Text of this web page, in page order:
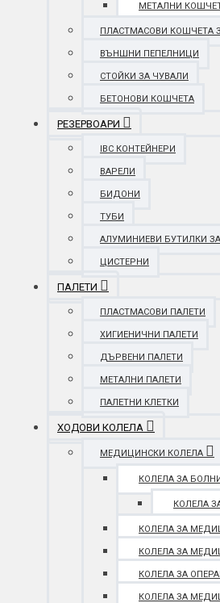
МЕТАЛНИ
ПЛАСТМАСОВИ КОШЧЕТА
ВЪНШНИ ПЕПЕЛНИЦИ
СТОЙКИ ЗА ЧУВАЛИ
БЕТОНОВИ КОШЧЕТА
РЕЗЕРВОАРИ
IBC КОНТЕЙНЕРИ
ВАРЕЛИ
БИДОНИ
ТУБИ
АЛУМИНИЕВИ БУТИЛКИ
ЦИСТЕРНИ
ПАЛЕТИ
ПЛАСТМАСОВИ ПАЛЕТИ
ХИГИЕНИЧНИ ПАЛЕТИ
ДЪРВЕНИ ПАЛЕТИ
МЕТАЛНИ ПАЛЕТИ
ПАЛЕТНИ КЛЕТКИ
ХОДОВИ КОЛЕЛА
МЕДИЦИНСКИ КОЛЕЛА
КОЛЕЛА ЗА
КОЛЕЛА
КОЛЕЛА ЗА
КОЛЕЛА ЗА
КОЛЕЛА ЗА
КОЛЕЛА ЗА